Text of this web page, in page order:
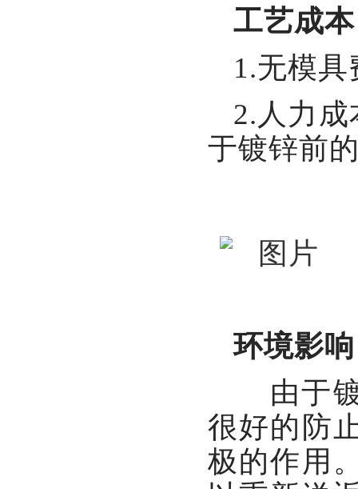
工艺成本
1.无模
2.人力
于镀锌前
环境影响
由于镀
很好的防
极的作用